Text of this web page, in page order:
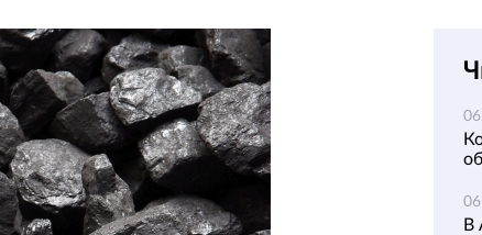
06
06
В